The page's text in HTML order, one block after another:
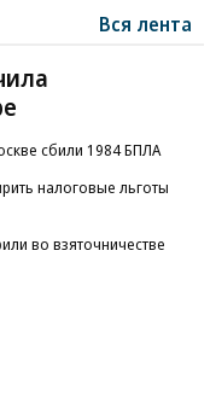
Вся лента
сбили 1984 БПЛА
налоговые льготы
во взяточничестве